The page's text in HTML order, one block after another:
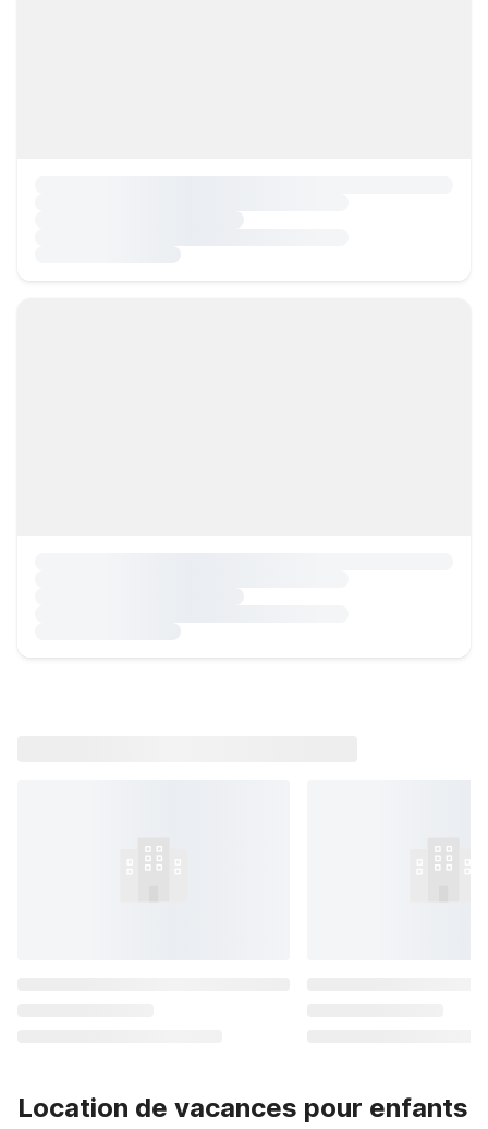
Location de vacances pour enfants